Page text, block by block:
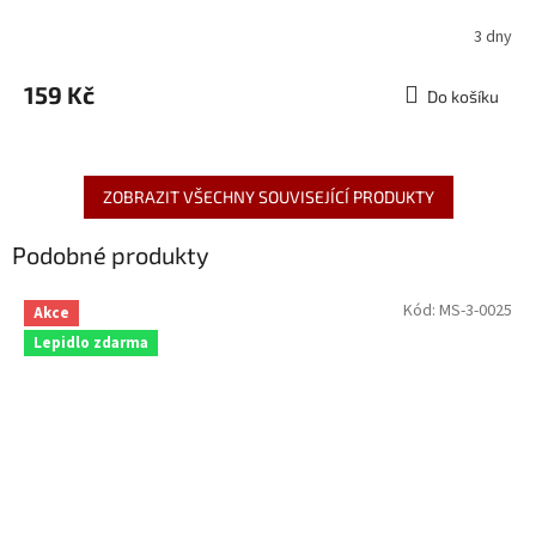
3 dny
159 Kč Do košíku
ZOBRAZIT VŠECHNY SOUVISEJÍCÍ PRODUKTY
Podobné produkty
Akce
Lepidlo zdarma
Kód: MS-3-0025